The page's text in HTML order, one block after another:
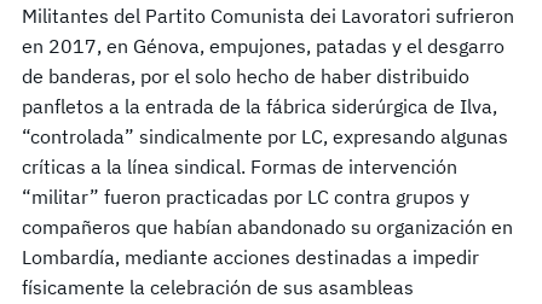
Militantes del Partito Comunista dei Lavoratori sufrieron
en 2017, en Génova, empujones, patadas y el desgarro
de banderas, por el solo hecho de haber distribuido
panfletos a la entrada de la fábrica siderúrgica de Ilva,
“controlada” sindicalmente por LC, expresando algunas
críticas a la línea sindical. Formas de intervención
“militar” fueron practicadas por LC contra grupos y
compañeros que habían abandonado su organización en
Lombardía, mediante acciones destinadas a impedir
físicamente la celebración de sus asambleas